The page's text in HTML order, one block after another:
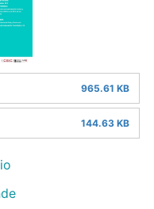
965.61 KB
144.63 KB